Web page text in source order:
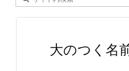
大のつく名